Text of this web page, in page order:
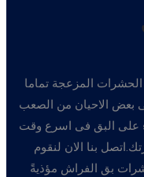
المزعجة تماما
بعض الاحيان من الصعب
على البق فى اسرع وقت
بنا الان لنقوم
بق الفراش مؤذيةً